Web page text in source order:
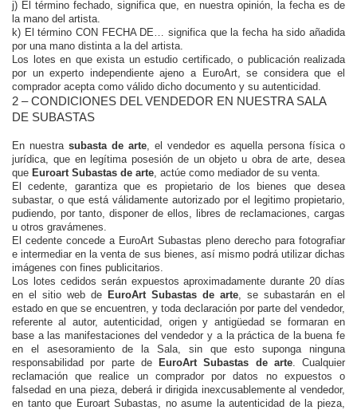
j) El término fechado, significa que, en nuestra opinión, la fecha es de
la mano del artista.
k) El término CON FECHA DE… significa que la fecha ha sido añadida
por una mano distinta a la del artista.
Los lotes en que exista un estudio certificado, o publicación realizada
por un experto independiente ajeno a EuroArt, se considera que el
comprador acepta como válido dicho documento y su autenticidad.
2 – CONDICIONES DEL VENDEDOR EN NUESTRA SALA
DE SUBASTAS
En nuestra subasta de arte , el vendedor es aquella persona física o
jurídica, que en legítima posesión de un objeto u obra de arte, desea
que Euroart Subastas de arte , actúe como mediador de su venta.
El cedente, garantiza que es propietario de los bienes que desea
subastar, o que está válidamente autorizado por el legitimo propietario,
pudiendo, por tanto, disponer de ellos, libres de reclamaciones, cargas
u otros gravámenes.
El cedente concede a EuroArt Subastas pleno derecho para fotografiar
e intermediar en la venta de sus bienes, así mismo podrá utilizar dichas
imágenes con fines publicitarios.
Los lotes cedidos serán expuestos aproximadamente durante 20 días
en el sitio web de EuroArt Subastas de arte , se subastarán en el
estado en que se encuentren, y toda declaración por parte del vendedor,
referente al autor, autenticidad, origen y antigüedad se formaran en
base a las manifestaciones del vendedor y a la práctica de la buena fe
en el asesoramiento de la Sala, sin que esto suponga ninguna
responsabilidad por parte deEuroArt Subastas de arte. Cualquier
reclamación que realice un comprador por datos no expuestos o
falsedad en una pieza, deberá ir dirigida inexcusablemente al vendedor,
en tanto que Euroart Subastas, no asume la autenticidad de la pieza,